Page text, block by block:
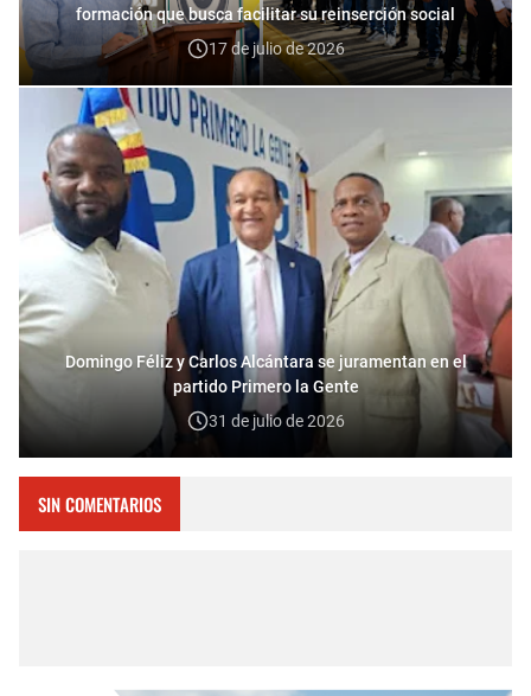
formación que busca facilitar su reinserción social
17 de julio de 2026
Domingo Féliz y Carlos Alcántara se juramentan en el
partido Primero la Gente
31 de julio de 2026
SIN COMENTARIOS